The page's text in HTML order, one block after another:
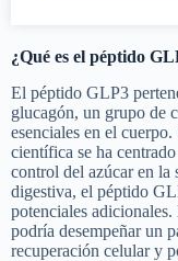
¿Qué es el péptido
El péptido GLP3
glucagón, un grupo de
esenciales en el
científica se ha
control del azúcar en la
digestiva, el péptido
potenciales
podría desempeñar un
recuperación celular y